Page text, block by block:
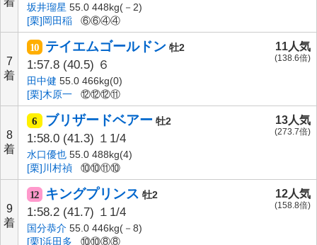
坂井瑠星 55.0 448kg(－2)
[栗]岡田稲
⑥⑥④④
7
着
10 テイエムゴールドン 牡2
1:57.8 (40.5) ６
田中健 55.0 466kg(0)
[栗]木原一
⑫⑫⑫⑪
11人気
(138.6倍)
8
着
6 ブリザードベアー 牡2
1:58.0 (41.3) １1/4
水口優也 55.0 488kg(4)
[栗]川村禎
⑩⑩⑪⑩
13人気
(273.7倍)
9
着
12 キングプリンス 牡2
1:58.2 (41.7) １1/4
国分恭介 55.0 446kg(－8)
[栗]浜田多
⑩⑩⑧⑧
12人気
(158.8倍)